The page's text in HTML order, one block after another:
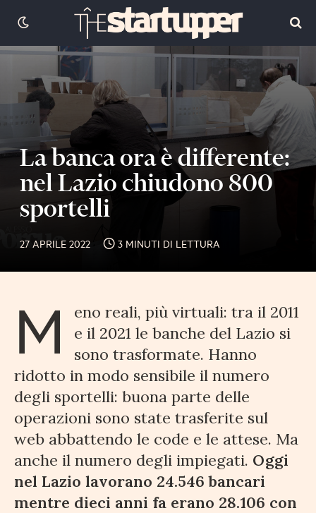
La banca ora è differente:
nel Lazio chiudono 800
sportelli
27 APRILE 2022 3 MINUTI DI LETTURA
M
eno reali, più virtuali: tra il 2011
e il 2021 le banche del Lazio si
sono trasformate. Hanno
ridotto in modo sensibile il numero
degli sportelli: buona parte delle
operazioni sono state trasferite sul
web abbattendo le code e le attese. Ma
anche il numero degli impiegati. Oggi
nel Lazio lavorano 24.546 bancari
mentre dieci anni fa erano 28.106 con